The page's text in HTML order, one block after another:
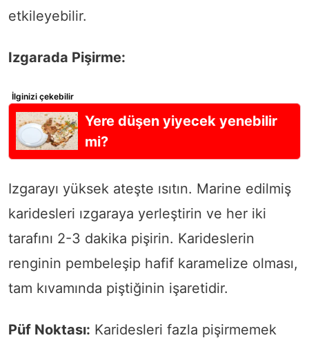
etkileyebilir.
Izgarada Pişirme:
İlginizi çekebilir
Yere düşen yiyecek yenebilir
mi?
Izgarayı yüksek ateşte ısıtın. Marine edilmiş
karidesleri ızgaraya yerleştirin ve her iki
tarafını 2-3 dakika pişirin. Karideslerin
renginin pembeleşip hafif karamelize olması,
tam kıvamında piştiğinin işaretidir.
Püf Noktası: Karidesleri fazla pişirmemek